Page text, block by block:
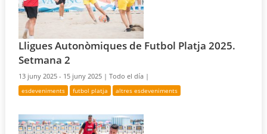
Lligues Autonòmiques de Futbol Platja 2025.
Setmana 2
13 juny 2025 - 15 juny 2025 |Todo el día |
esdeveniments futbol platja altres esdeveniments